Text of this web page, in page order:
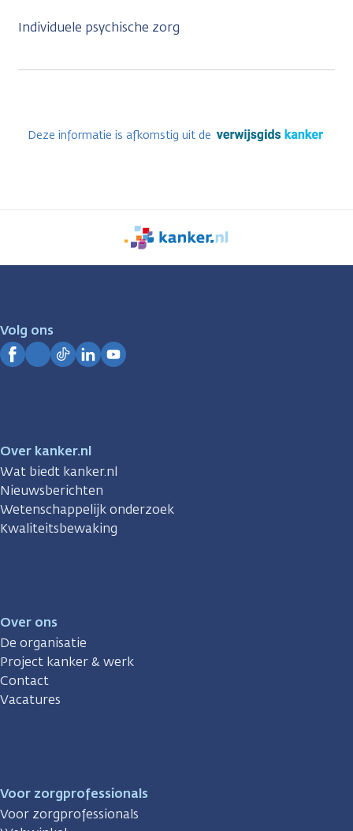
Individuele psychische zorg
Deze informatie is afkomstig uit de
We
zijn
Volg ons
Over kanker.nl
Wat biedt kanker.nl
Nieuwsberichten
Wetenschappelijk onderzoek
Kwaliteitsbewaking
Over ons
De organisatie
Project kanker & werk
Contact
Vacatures
Voor zorgprofessionals
Voor zorgprofessionals